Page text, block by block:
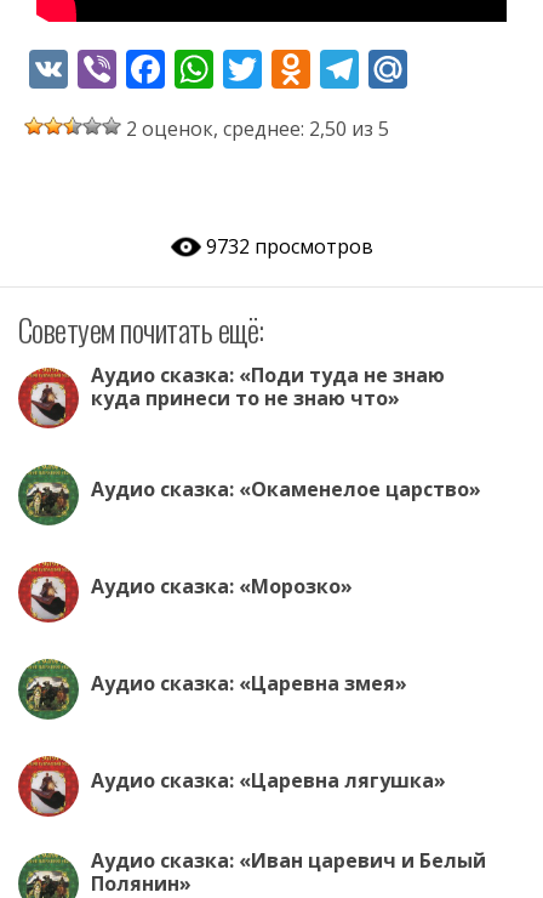
V
K
Vi
b
er
F
e
o
o
k
W
at
p
p
T
itt
O
d
n
as
s
ki
T
el
e
m
2 оценок, среднее: 2,50 из 5
9732 просмотров
Советуем почитать ещё:
Аудио сказка: «Поди туда не знаю
куда принеси то не знаю что»
Аудио сказка: «Окаменелое царство»
Аудио сказка: «Морозко»
Аудио сказка: «Царевна змея»
Аудио сказка: «Царевна лягушка»
Аудио сказка: «Иван царевич и Белый
Полянин»